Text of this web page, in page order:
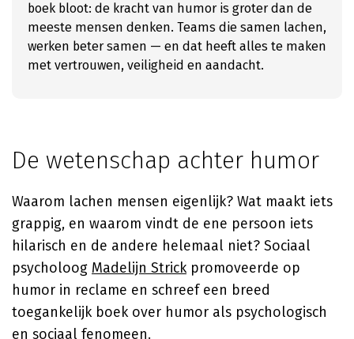
boek bloot: de kracht van humor is groter dan de
meeste mensen denken. Teams die samen lachen,
werken beter samen — en dat heeft alles te maken
met vertrouwen, veiligheid en aandacht.
De wetenschap achter humor
Waarom lachen mensen eigenlijk? Wat maakt iets
grappig, en waarom vindt de ene persoon iets
hilarisch en de andere helemaal niet? Sociaal
psycholoog Madelijn Strickpromoveerde op
humor in reclame en schreef een breed
toegankelijk boek over humor als psychologisch
en sociaal fenomeen.